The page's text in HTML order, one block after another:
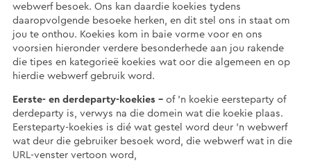
webwerf besoek. Ons kan daardie koekies tydens
daaropvolgende besoeke herken, en dit stel ons in staat om
jou te onthou. Koekies kom in baie vorme voor en ons
voorsien hieronder verdere besonderhede aan jou rakende
die tipes en kategorieë koekies wat oor die algemeen en op
hierdie webwerf gebruik word.
Eerste- en derdeparty-koekies – of ’n koekie eersteparty of
derdeparty is, verwys na die domein wat die koekie plaas.
Eersteparty-koekies is dié wat gestel word deur ’n webwerf
wat deur die gebruiker besoek word, die webwerf wat in die
URL-venster vertoon word,